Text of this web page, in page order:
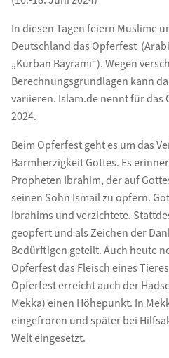
In diesen Tagen feiern Muslime
Deutschland das Opferfest
„Kurban Bayramı“). Wegen
Berechnungsgrundlagen kann
variieren. Islam.de nennt für das
2024.
Beim Opferfest geht es um das
Barmherzigkeit Gottes. Es
Propheten Ibrahim, der auf
seinen Sohn Ismail zu opfern.
Ibrahims und verzichtete.
geopfert und als Zeichen der
Bedürftigen geteilt. Auch heute
Opferfest das Fleisch eines
Opferfest erreicht auch der
Mekka) einen Höhepunkt. In
eingefroren und später bei
Welt eingesetzt.